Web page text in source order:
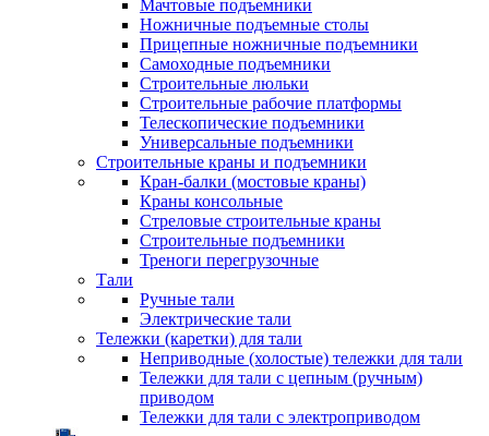
Мачтовые подъемники
Ножничные подъемные столы
Прицепные ножничные подъемники
Самоходные подъемники
Строительные люльки
Строительные рабочие платформы
Телескопические подъемники
Универсальные подъемники
Строительные краны и подъемники
Кран-балки (мостовые краны)
Краны консольные
Стреловые строительные краны
Строительные подъемники
Треноги перегрузочные
Тали
Ручные тали
Электрические тали
Тележки (каретки) для тали
Неприводные (холостые) тележки для тали
Тележки для тали с цепным (ручным)
приводом
Тележки для тали с электроприводом